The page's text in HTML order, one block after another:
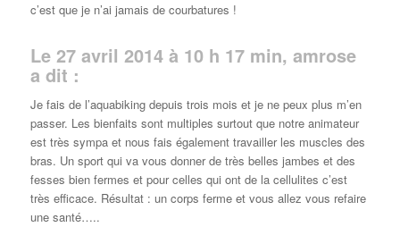
c’est que je n’ai jamais de courbatures !
Le 27 avril 2014 à 10 h 17 min, amrose
a dit :
Je fais de l’aquabiking depuis trois mois et je ne peux plus m’en
passer. Les bienfaits sont multiples surtout que notre animateur
est très sympa et nous fais également travailler les muscles des
bras. Un sport qui va vous donner de très belles jambes et des
fesses bien fermes et pour celles qui ont de la cellulites c’est
très efficace. Résultat : un corps ferme et vous allez vous refaire
une santé…..